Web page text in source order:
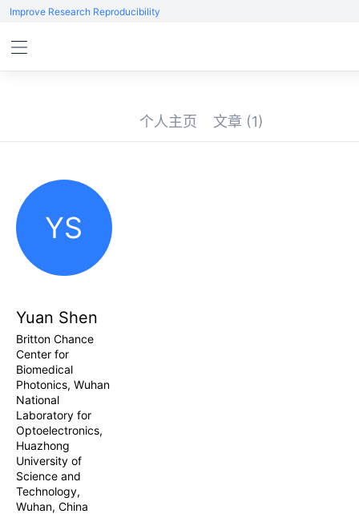
Improve Research Reproducibility
个人主页 文章 (1)
YS
Yuan Shen
Britton Chance
Center for
Biomedical
Photonics, Wuhan
National
Laboratory for
Optoelectronics,
Huazhong
University of
Science and
Technology,
Wuhan, China